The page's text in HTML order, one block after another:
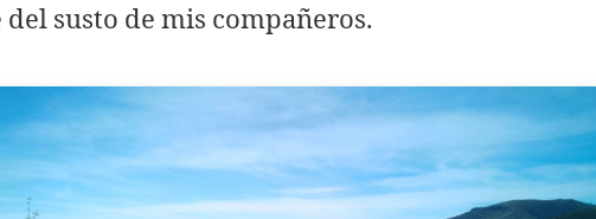
susto de mis compañeros.